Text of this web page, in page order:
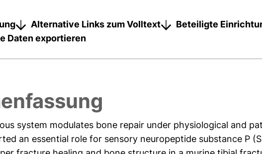
Alternative Links zum Volltext
Beteiligte
Daten exportieren
system modulates bone repair under physiological and
an essential role for sensory neuropeptide substance P